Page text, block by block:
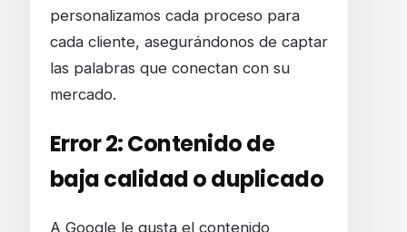
personalizamos cada proceso para
cada cliente, asegurándonos de captar
las palabras que conectan con su
mercado.
Error 2: Contenido de
baja calidad o duplicado
A Google le gusta el contenido